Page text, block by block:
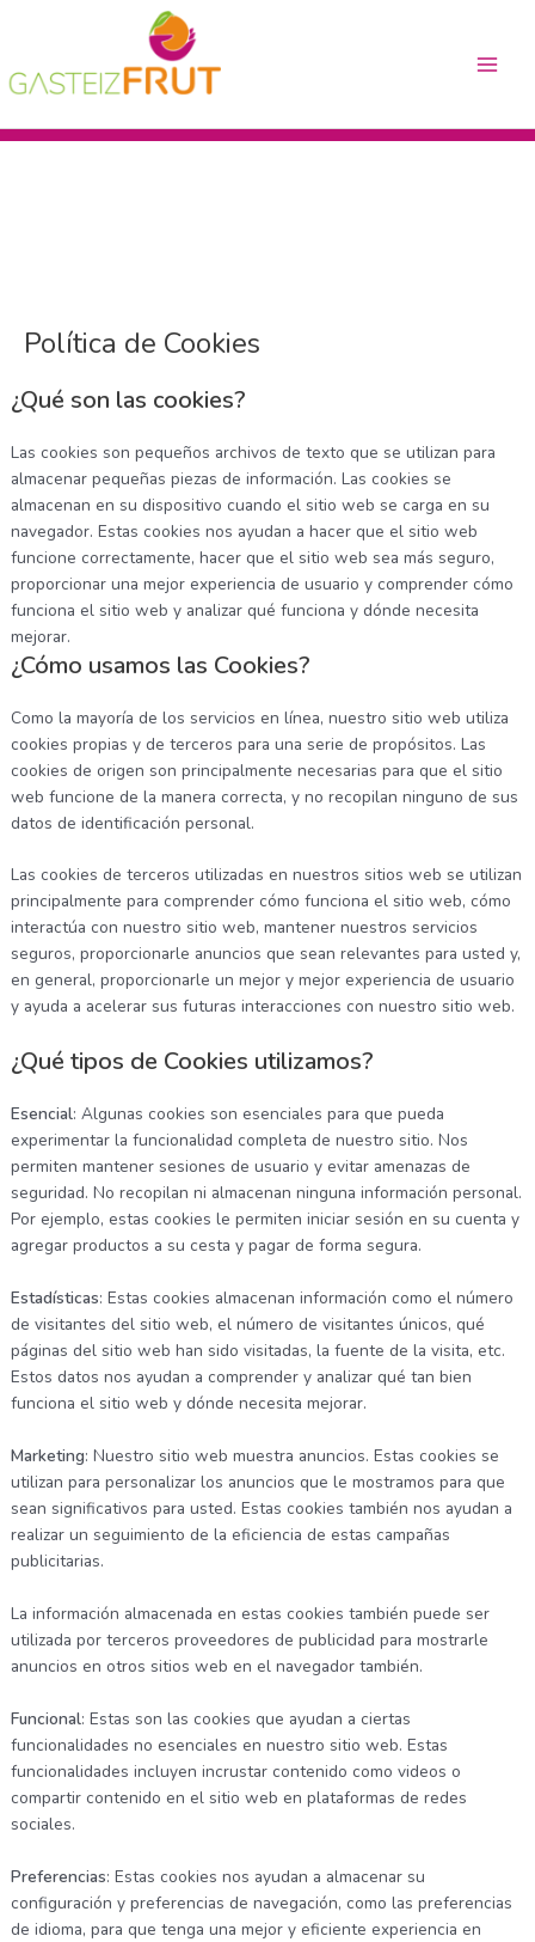
Menu
Política de Cookies
¿Qué son las cookies?
Las cookies son pequeños archivos de texto que se utilizan para
almacenar pequeñas piezas de información. Las cookies se
almacenan en su dispositivo cuando el sitio web se carga en su
navegador. Estas cookies nos ayudan a hacer que el sitio web
funcione correctamente, hacer que el sitio web sea más seguro,
proporcionar una mejor experiencia de usuario y comprender cómo
funciona el sitio web y analizar qué funciona y dónde necesita
mejorar.
¿Cómo usamos las Cookies?
Como la mayoría de los servicios en línea, nuestro sitio web utiliza
cookies propias y de terceros para una serie de propósitos. Las
cookies de origen son principalmente necesarias para que el sitio
web funcione de la manera correcta, y no recopilan ninguno de sus
datos de identificación personal.
Las cookies de terceros utilizadas en nuestros sitios web se utilizan
principalmente para comprender cómo funciona el sitio web, cómo
interactúa con nuestro sitio web, mantener nuestros servicios
seguros, proporcionarle anuncios que sean relevantes para usted y,
en general, proporcionarle un mejor y mejor experiencia de usuario
y ayuda a acelerar sus futuras interacciones con nuestro sitio web.
¿Qué tipos de Cookies utilizamos?
Esencial: Algunas cookies son esenciales para que pueda
experimentar la funcionalidad completa de nuestro sitio. Nos
permiten mantener sesiones de usuario y evitar amenazas de
seguridad. No recopilan ni almacenan ninguna información personal.
Por ejemplo, estas cookies le permiten iniciar sesión en su cuenta y
agregar productos a su cesta y pagar de forma segura.
Estadísticas: Estas cookies almacenan información como el número
de visitantes del sitio web, el número de visitantes únicos, qué
páginas del sitio web han sido visitadas, la fuente de la visita, etc.
Estos datos nos ayudan a comprender y analizar qué tan bien
funciona el sitio web y dónde necesita mejorar.
Marketing: Nuestro sitio web muestra anuncios. Estas cookies se
utilizan para personalizar los anuncios que le mostramos para que
sean significativos para usted. Estas cookies también nos ayudan a
realizar un seguimiento de la eficiencia de estas campañas
publicitarias.
La información almacenada en estas cookies también puede ser
utilizada por terceros proveedores de publicidad para mostrarle
anuncios en otros sitios web en el navegador también.
Funcional: Estas son las cookies que ayudan a ciertas
funcionalidades no esenciales en nuestro sitio web. Estas
funcionalidades incluyen incrustar contenido como videos o
compartir contenido en el sitio web en plataformas de redes
sociales.
Preferencias: Estas cookies nos ayudan a almacenar su
configuración y preferencias de navegación, como las preferencias
de idioma, para que tenga una mejor y eficiente experiencia en